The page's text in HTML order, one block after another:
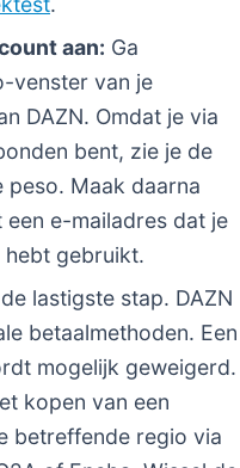
aan: Ga
venster van je
DAZN. Omdat je via
bent, zie je de
peso. Maak daarna
een e-mailadres dat je
hebt gebruikt.
lastigste stap. DAZN
betaalmethoden. Een
mogelijk geweigerd.
kopen van een
betreffende regio via